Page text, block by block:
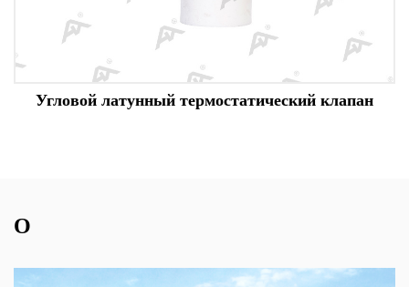
Угловой латунный термостатический клапан
О